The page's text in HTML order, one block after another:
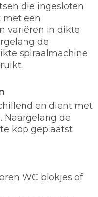
die ingesloten
met een
variëren in dikte
de
spiraalmachine
en dient met
Naargelang de
kop geplaatst.
WC blokjes of